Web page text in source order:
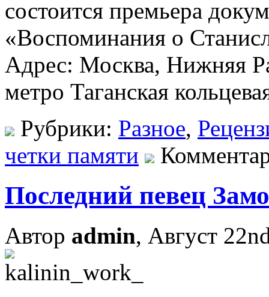
состоится премьера
«Воспоминания о
Адрес: Москва, Нижняя
метро Таганская
Рубрики: Разное,
четки памяти
Последний певец
Автор admin, Август